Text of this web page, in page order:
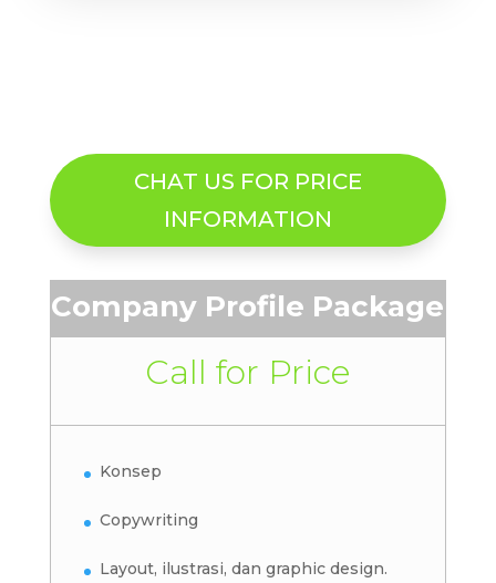
CHAT US FOR PRICE
INFORMATION
Company Profile Package
Call for Price
Konsep
Copywriting
Layout, ilustrasi, dan graphic design.